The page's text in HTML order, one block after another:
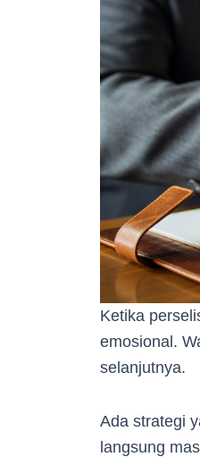
Ketika
emosional.
selanjutnya.
Ada strategi
langsung